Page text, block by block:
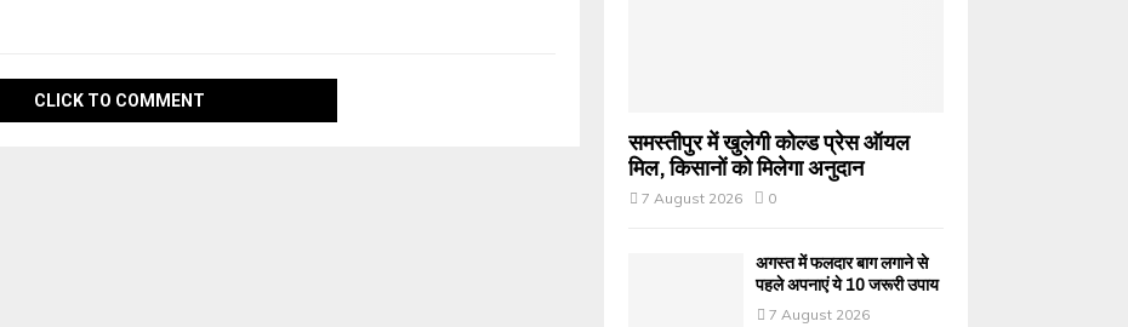
CLICK TO COMMENT
समस्तीपुर में खुलेगी कोल्ड प्रेस ऑयल
मिल, किसानों को मिलेगा अनुदान
7 August 2026 0
अगस्त में फलदार बाग लगाने से
पहले अपनाएं ये 10 जरूरी उपाय
7 August 2026